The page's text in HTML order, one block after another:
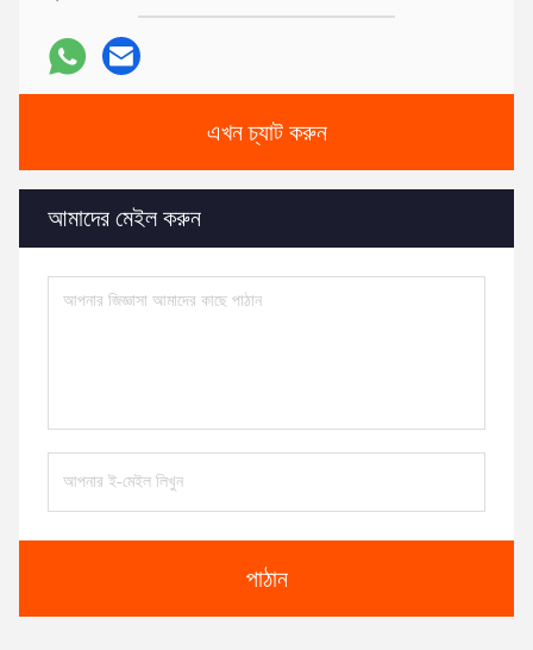
এখন চ্যাট করুন
আমাদের মেইল ​​করুন
পাঠান